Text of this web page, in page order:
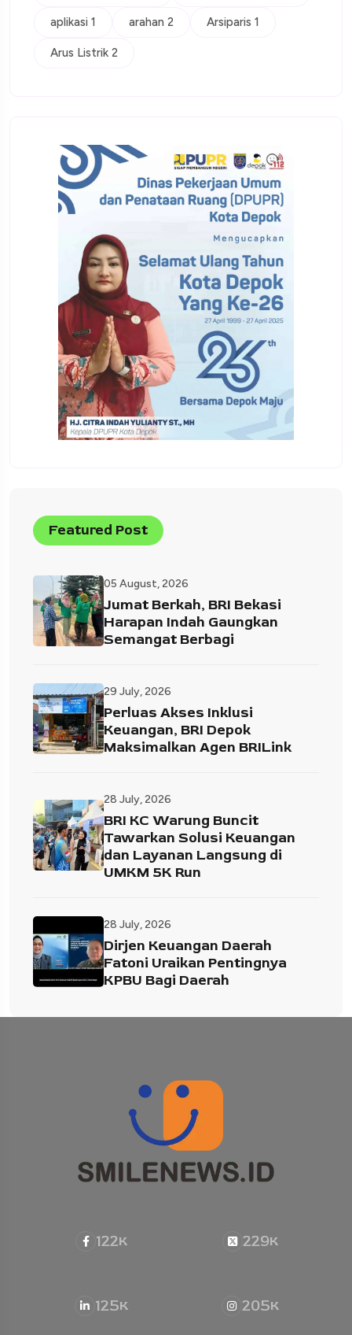
aplikasi 1 arahan 2 Arsiparis 1
Arus Listrik 2
Featured Post
05 August, 2026
Jumat Berkah, BRI Bekasi
Harapan Indah Gaungkan
Semangat Berbagi
29 July, 2026
Perluas Akses Inklusi
Keuangan, BRI Depok
Maksimalkan Agen BRILink
28 July, 2026
BRI KC Warung Buncit
Tawarkan Solusi Keuangan
dan Layanan Langsung di
UMKM 5K Run
28 July, 2026
Dirjen Keuangan Daerah
Fatoni Uraikan Pentingnya
KPBU Bagi Daerah
122K 229K
125K 205K